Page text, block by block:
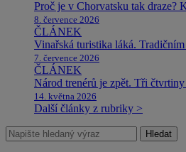
Proč je v Chorvatsku tak draze?
8. července 2026
ČLÁNEK
Vinařská turistika láká.
7. července 2026
ČLÁNEK
Národ trenérů je zpět. Tři
14. května 2026
Další články z rubriky >
Hledat